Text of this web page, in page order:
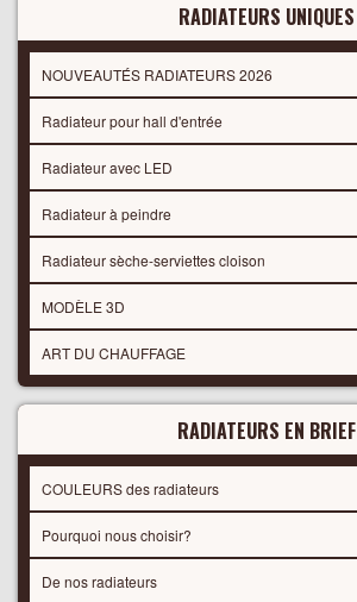
RADIATEURS UNIQUES
NOUVEAUTÉS RADIATEURS 2026
Radiateur pour hall d'entrée
Radiateur avec LED
Radiateur à peindre
Radiateur sèche-serviettes cloison
MODÈLE 3D
ART DU CHAUFFAGE
RADIATEURS EN BRIEF
COULEURS des radiateurs
Pourquoi nous choisir?
De nos radiateurs